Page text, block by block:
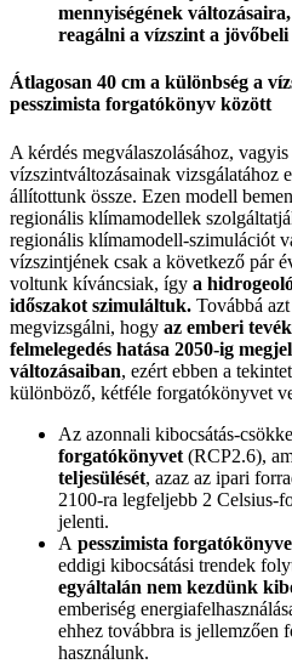
mennyiségének
reagálni a vízszint a
Átlagosan 40 cm a különbség a
pesszimista forgatókönyv között
A kérdés megválaszolásához,
vízszintváltozásainak vizsgálatához
állítottunk össze. Ezen modell
regionális klímamodellek
regionális klímamodell-szimulációt
vízszintjének csak a következő pár
voltunk kíváncsiak, így a
időszakot szimuláltuk. Továbbá
megvizsgálni, hogy az emberi
felmelegedés hatása 2050-ig
változásaiban, ezért ebben a
különböző, kétféle forgatókönyvet
Az azonnali kibocsátás-
forgatókönyvet (RCP2.6),
teljesülését, azaz az ipari
2100-ra legfeljebb 2 Celsius-
jelenti.
A pesszimista
eddigi kibocsátási trendek
egyáltalán nem kezdünk
emberiség
ehhez továbbra is jellemzően
használunk.